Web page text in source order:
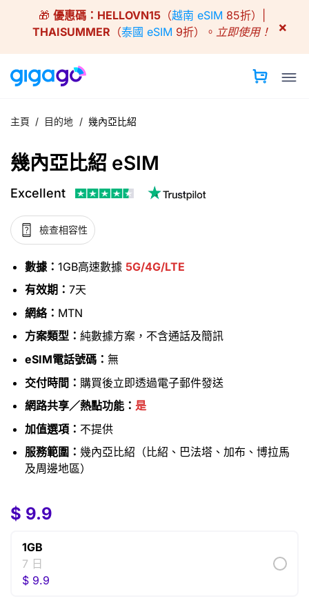
🎁 優惠碼： HELLOVN15（越南 eSIM 85折）|
THAISUMMER （泰國 eSIM 9折）。 立即使用！ ×
主頁 / 目的地 / 幾內亞比紹
幾內亞比紹 eSIM
Excellent
檢查相容性
數據： 1GB高速數據 5G/4G/LTE
有效期： 7天
網絡： MTN
方案類型： 純數據方案，不含通話及簡訊
eSIM電話號碼： 無
交付時間： 購買後立即透過電子郵件發送
網路共享／熱點功能： 是
加值選項： 不提供
服務範圍： 幾內亞比紹（比紹、巴法塔、加布、博拉馬
及周邊地區）
$ 9.9
1GB
7 日
$ 9.9